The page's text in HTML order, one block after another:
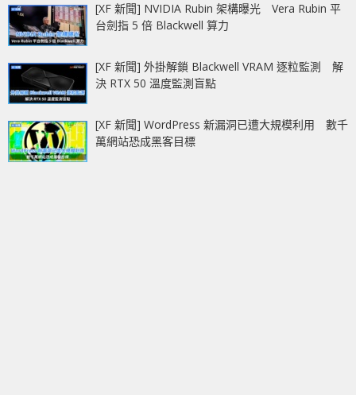
[XF 新聞] NVIDIA Rubin 架構曝光 Vera Rubin 平
台劍指 5 倍 Blackwell 算力
[XF 新聞] 外掛解鎖 Blackwell VRAM 逐粒監測 解
決 RTX 50 溫度監測盲點
[XF 新聞] WordPress 新漏洞已遭大規模利用 數千
萬網站恐成黑客目標